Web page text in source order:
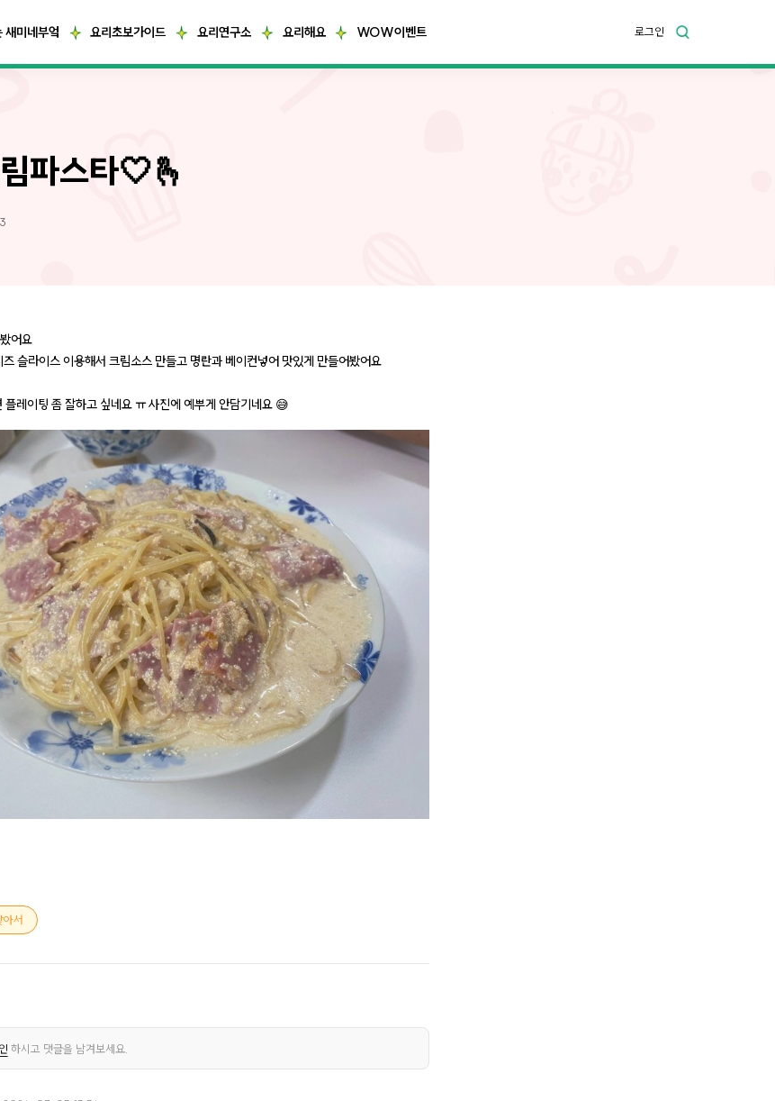
새미네부엌 요리초보가이드 요리연구소 요리해요 WOW이벤트 로그인
파스타🤍🫰
어요
슬라이스 이용해서 크림소스 만들고 명란과 베이컨넣어 맛있게 만들어봤어요
플레이팅 좀 잘하고 싶네요 ㅠ 사진에 예뿌게 안담기네요 😅
아서
하시고 댓글을 남겨보세요.